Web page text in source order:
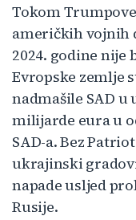
Tokom
američkih vojnih
2024. godine
Evropske zemlje
nadmašile SAD u
milijarde eura u
SAD-a. Bez
ukrajinski
napade usljed
Rusije.